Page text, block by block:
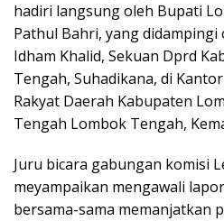
hadiri langsung oleh Bupati
Pathul Bahri, yang didampingi
Idham Khalid, Sekuan Dprd
Tengah, Suhadikana, di
Rakyat Daerah Kabupaten
Tengah Lombok Tengah,
Juru bicara gabungan komisi
meyampaikan mengawali
bersama-sama memanjatkan